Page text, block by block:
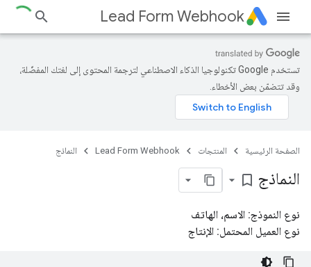
Lead Form Webhook
تستخدم Google تكنولوجيا الذكاء الاصطناعي لترجمة المحتوى إلى لغتك المفضّلة،
وقد تتضمّن بعض الأخطاء.
الصفحة الرئيسية المنتجات Lead Form Webhook النماذج
النماذج bookmark_border
نوع النموذج: الاسم، الهاتف
نوع العميل المحتمل: الإنتاج